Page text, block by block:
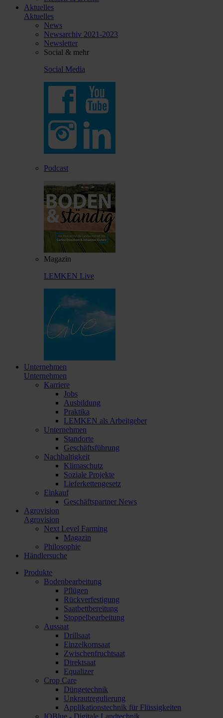
Aktuelles
Aktuelles
News
Newsarchiv 2021-2023
Newsletter
Social & mehr
Social Media
Podcast
Magazin
LEMKEN Live
Unternehmen
Unternehmen
Karriere
Jobs
Ausbildung
Praktika
LEMKEN als Arbeitgeber
Unternehmen
Standorte
Geschäftsführung
Nachhaltigkeit
Klimaschutz
Soziale Projekte
Lieferkettengesetz
Einkauf
Geschäftspartner News
Agrovision
Agrovision
Next Level Farming
Magazin
Philosophie
Händlersuche
Produkte
Bodenbearbeitung
Pflügen
Rückverfestigung
Saatbettbereitung
Stoppelbearbeitung
Aussaat
Drillsaat
Einzelkornsaat
Zwischenfruchtsaat
Direktsaat
Equalizer
Crop Care
Düngetechnik
Unkrautregulierung
Applikationstechnik für Flüssigkeiten
IQBlue - Digitale Landtechnik